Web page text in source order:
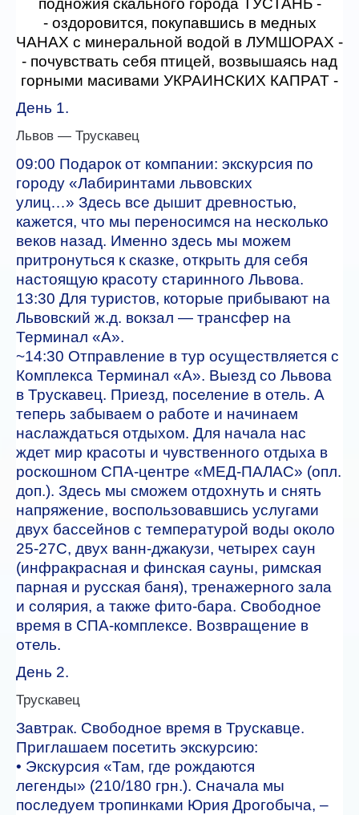
подножия скального города ТУСТАНЬ -
- оздоровится, покупавшись в медных
ЧАНАХ с минеральной водой в ЛУМШОРАХ -
- почувствать себя птицей, возвышаясь над
горными масивами УКРАИНСКИХ КАПРАТ -
День 1.
Львов — Трускавец
09:00 Подарок от компании: экскурсия по
городу «Лабиринтами львовских
улиц…» Здесь все дышит древностью,
кажется, что мы переносимся на несколько
веков назад. Именно здесь мы можем
притронуться к сказке, открыть для себя
настоящую красоту старинного Львова.
13:30 Для туристов, которые прибывают на
Львовский ж.д. вокзал — трансфер на
Терминал «А».
~14:30 Отправление в тур осуществляется с
Комплекса Терминал «А». Выезд со Львова
в Трускавец. Приезд, поселение в отель. А
теперь забываем о работе и начинаем
наслаждаться отдыхом. Для начала нас
ждет мир красоты и чувственного отдыха в
роскошном СПА-центре «МЕД-ПАЛАС» (опл.
доп.). Здесь мы сможем отдохнуть и снять
напряжение, воспользовавшись услугами
двух бассейнов с температурой воды около
25-27С, двух ванн-джакузи, четырех саун
(инфракрасная и финская сауны, римская
парная и русская баня), тренажерного зала
и солярия, а также фито-бара. Свободное
время в СПА-комплексе. Возвращение в
отель.
День 2.
Трускавец
Завтрак. Свободное время в Трускавце.
Приглашаем посетить экскурсию:
• Экскурсия «Там, где рождаются
легенды» (210/180 грн.). Сначала мы
последуем тропинками Юрия Дрогобыча, –